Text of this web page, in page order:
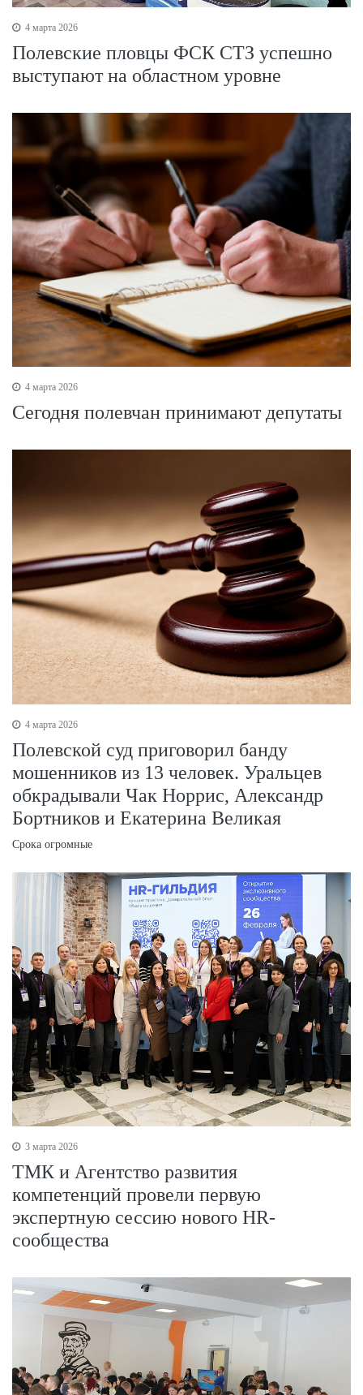
4 марта 2026
Полевские пловцы ФСК СТЗ успешно
выступают на областном уровне
4 марта 2026
Сегодня полевчан принимают депутаты
4 марта 2026
Полевской суд приговорил банду
мошенников из 13 человек. Уральцев
обкрадывали Чак Норрис, Александр
Бортников и Екатерина Великая
Срока огромные
3 марта 2026
ТМК и Агентство развития
компетенций провели первую
экспертную сессию нового HR-
сообщества